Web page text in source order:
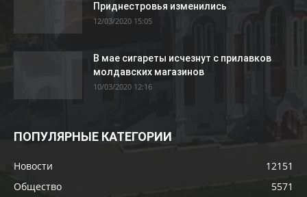
Приднестровья изменились
12/03/2020 15:05
В мае сигареты исчезнут с прилавков
молдавских магазинов
10/03/2020 12:16
ПОПУЛЯРНЫЕ КАТЕГОРИИ
Новости
12151
Общество
5571